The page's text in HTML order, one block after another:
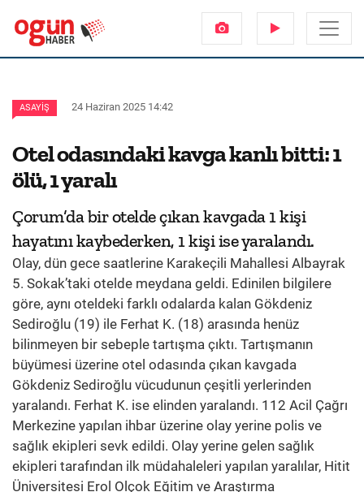
ASAYIŞ 24 Haziran 2025 14:42
Otel odasındaki kavga kanlı bitti: 1
ölü, 1 yaralı
Çorum’da bir otelde çıkan kavgada 1 kişi
hayatını kaybederken, 1 kişi ise yaralandı.
Olay, dün gece saatlerine Karakeçili Mahallesi Albayrak
5. Sokak’taki otelde meydana geldi. Edinilen bilgilere
göre, aynı oteldeki farklı odalarda kalan Gökdeniz
Sediroğlu (19) ile Ferhat K. (18) arasında henüz
bilinmeyen bir sebeple tartışma çıktı. Tartışmanın
büyümesi üzerine otel odasında çıkan kavgada
Gökdeniz Sediroğlu vücudunun çeşitli yerlerinden
yaralandı. Ferhat K. ise elinden yaralandı. 112 Acil Çağrı
Merkezine yapılan ihbar üzerine olay yerine polis ve
sağlık ekipleri sevk edildi. Olay yerine gelen sağlık
ekipleri tarafından ilk müdahaleleri yapılan yaralılar, Hitit
Üniversitesi Erol Olçok Eğitim ve Araştırma